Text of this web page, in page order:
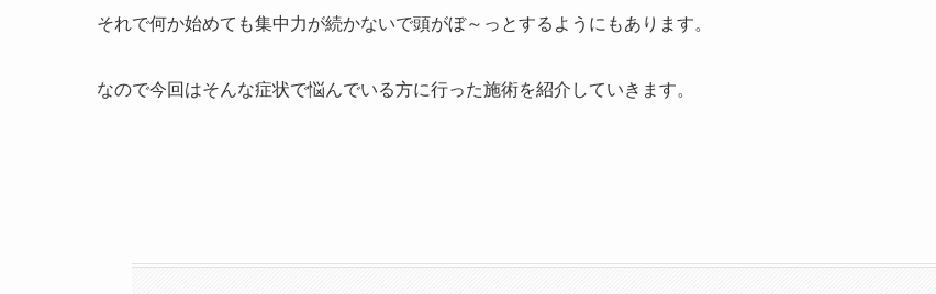
それで何か始めても集中力が続かないで頭がぼ～っとするようにもあります。
なので今回はそんな症状で悩んでいる方に行った施術を紹介していきます。